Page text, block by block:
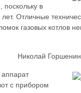
поскольку в
Отличные
газовых котлов
Николай
с прибором